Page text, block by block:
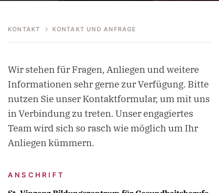
KONTAKT KONTAKT UND ANFRAGE
Wir stehen für Fragen, Anliegen und weitere
Informationen sehr gerne zur Verfügung. Bitte
nutzen Sie unser Kontaktformular, um mit uns
in Verbindung zu treten. Unser engagiertes
Team wird sich so rasch wie möglich um Ihr
Anliegen kümmern.
ANSCHRIFT